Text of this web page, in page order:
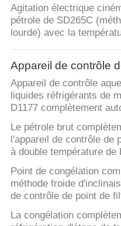
Agitation électrique
pétrole de SD265C
lourde) avec la
Appareil de contrôle
Appareil de contrôle
liquides réfrigérants de
D1177 complètement
Le pétrole brut
l'appareil de contrôle de
à double température de
Point de congélation
méthode froide
de contrôle de point de
La congélation